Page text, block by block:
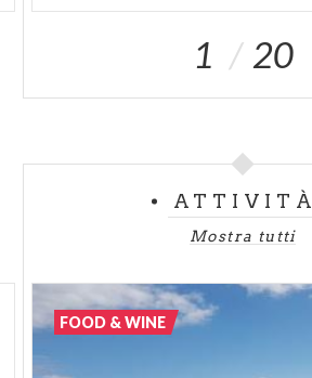
1 20
ATTIVITÀ
Mostra tutti
FOOD & WINE